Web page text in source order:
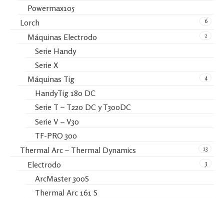
Powermax105
6
Lorch
2
Máquinas Electrodo
Serie Handy
Serie X
4
Máquinas Tig
HandyTig 180 DC
Serie T – T220 DC y T300DC
Serie V – V30
TF-PRO 300
13
Thermal Arc – Thermal Dynamics
3
Electrodo
ArcMaster 300S
Thermal Arc 161 S